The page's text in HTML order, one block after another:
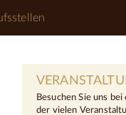
Besuchen Sie uns bei
der vielen